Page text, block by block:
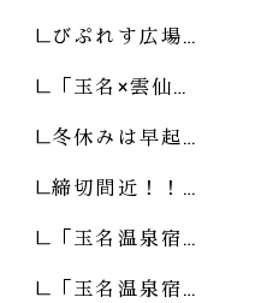
びぷれす広場…
「玉名×雲仙…
冬休みは早起…
締切間近！！…
「玉名温泉宿…
「玉名温泉宿…